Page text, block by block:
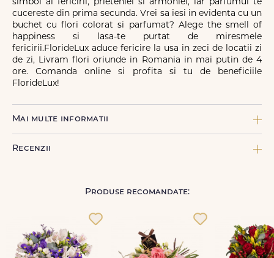
simbol al fericirii, prieteniei si armoniei, iar parfumul te
cucereste din prima secunda. Vrei sa iesi in evidenta cu un
buchet cu flori colorat si parfumat? Alege the smell of
happiness si lasa-te purtat de miresmele
fericirii.FlorideLux aduce fericire la usa in zeci de locatii zi
de zi, Livram flori oriunde in Romania in mai putin de 4
ore. Comanda online si profita si tu de beneficiile
FlorideLux!
Mai multe informatii
1 x Ambalaj decor, 1 x Felicitare FDL, 13 x Feriga, 5 x Frezie alba,
CULOARE FLORI:
Multicolor, Rosu
Recenzii
Produse recomandate: